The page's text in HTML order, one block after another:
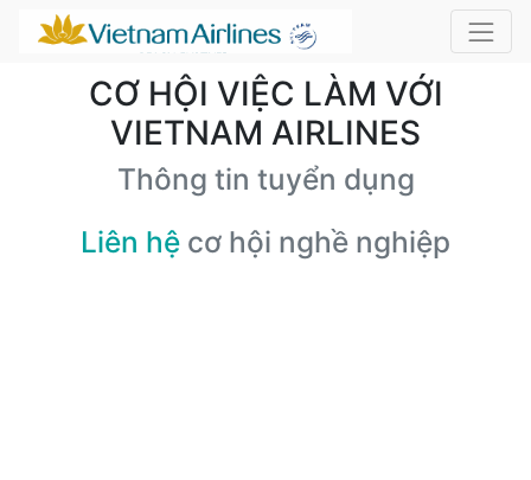
CƠ HỘI VIỆC LÀM VỚI
VIETNAM AIRLINES
Thông tin tuyển dụng
Liên hệ cơ hội nghề nghiệp